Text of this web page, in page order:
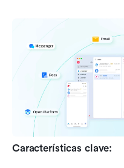
Características clave: